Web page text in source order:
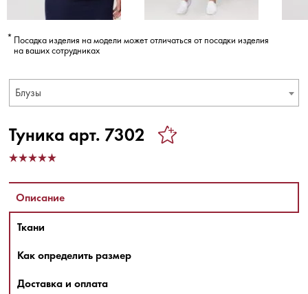
Посадка изделия на модели может отличаться от посадки изделия
на ваших сотрудниках
Блузы
Туника арт. 7302
Описание
Ткани
Как определить размер
Доставка и оплата